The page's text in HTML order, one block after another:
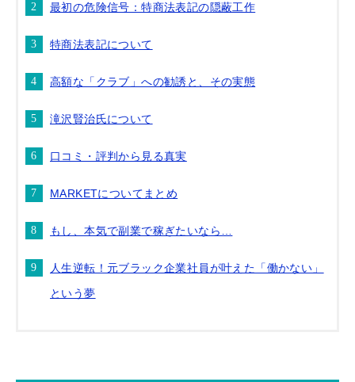
最初の危険信号：特商法表記の隠蔽工作
特商法表記について
高額な「クラブ」への勧誘と、その実態
滝沢賢治氏について
口コミ・評判から見る真実
MARKETについてまとめ
もし、本気で副業で稼ぎたいなら…
人生逆転！元ブラック企業社員が叶えた「働かない」
という夢